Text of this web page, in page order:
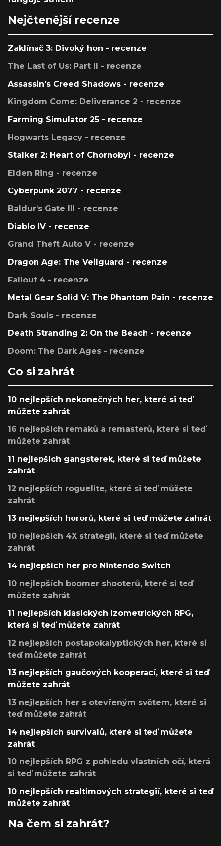
Nejčtenější recenze
Zaklínač 3: Divoký hon - recenze
The Last of Us: Part II - recenze
Assassin's Creed Shadows - recenze
Kingdom Come: Deliverance 2 - recenze
Farming Simulator 25 - recenze
Hogwarts Legacy - recenze
Stalker 2: Heart of Chornobyl - recenze
Elden Ring - recenze
Cyberpunk 2077 - recenze
Baldur's Gate III - recenze
Diablo IV - recenze
Grand Theft Auto V - recenze
Dragon Age: The Veilguard - recenze
Fallout 4 - recenze
Metal Gear Solid V: The Phantom Pain - recenze
Dark Souls - recenze
Death Stranding 2: On the Beach - recenze
Doom: The Dark Ages - recenze
Co si zahrát
10 nejlepších nekonečných her, které si teď
můžete zahrát
16 nejlepších remaků a remasterů, které si teď
můžete zahrát
11 nejlepších gangsterek, které si teď můžete
zahrát
12 nejlepších roguelite, které si teď můžete
zahrát
13 nejlepších hororů, které si teď můžete zahrát
10 nejlepších 4X strategií, které si teď můžete
zahrát
14 nejlepších her pro Nintendo Switch
10 nejlepších boomer shooterů, které si teď
můžete zahrát
11 nejlepších klasických izometrických RPG,
která si teď můžete zahrát
12 nejlepších postapokalyptických her, které si
teď můžete zahrát
13 nejlepších gaučových kooperací, které si teď
můžete zahrát
13 nejlepších her s otevřeným světem, které si
teď můžete zahrát
14 nejlepších survivalů, které si teď můžete
zahrát
10 nejlepších RPG z pohledu vlastních očí, která
si teď můžete zahrát
10 nejlepších realtimových strategií, které si teď
můžete zahrát
Na čem si zahrát?